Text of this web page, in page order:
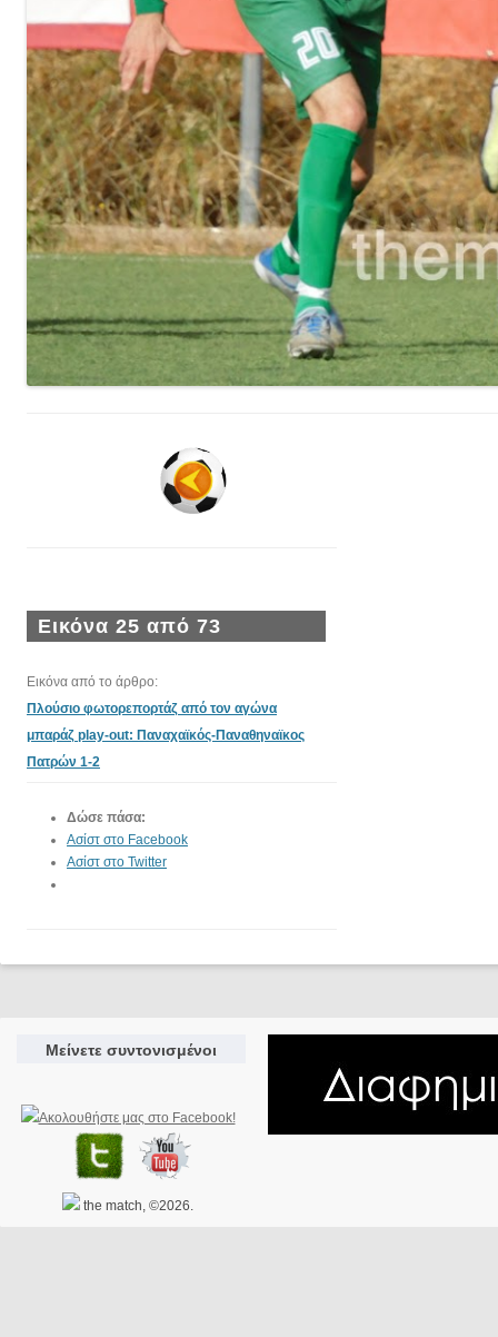
Εικόνα 25 από 73
Εικόνα από το άρθρο:
Πλούσιο φωτορεπορτάζ από τον αγώνα
μπαράζ play-out: Παναχαϊκός-Παναθηναϊκος
Πατρών 1-2
Δώσε πάσα:
Ασίστ στο Facebook
Ασίστ στο Twitter
Μείνετε συντονισμένοι
the match, ©2026.